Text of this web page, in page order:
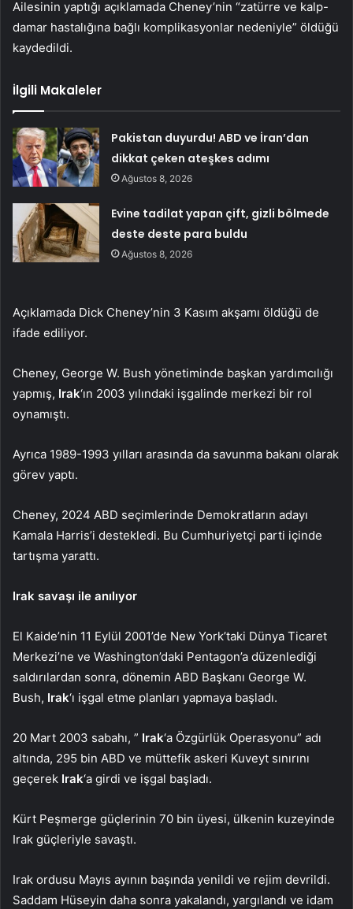
Ailesinin yaptığı açıklamada Cheney’nin “zatürre ve kalp-
damar hastalığına bağlı komplikasyonlar nedeniyle” öldüğü
kaydedildi.
İlgili Makaleler
Pakistan duyurdu! ABD ve İran’dan
dikkat çeken ateşkes adımı
Ağustos 8, 2026
Evine tadilat yapan çift, gizli bölmede
deste deste para buldu
Ağustos 8, 2026
Açıklamada Dick Cheney’nin 3 Kasım akşamı öldüğü de
ifade ediliyor.
Cheney, George W. Bush yönetiminde başkan yardımcılığı
yapmış, Irak‘ın 2003 yılındaki işgalinde merkezi bir rol
oynamıştı.
Ayrıca 1989-1993 yılları arasında da savunma bakanı olarak
görev yaptı.
Cheney, 2024 ABD seçimlerinde Demokratların adayı
Kamala Harris’i destekledi. Bu Cumhuriyetçi parti içinde
tartışma yarattı.
Irak savaşı ile anılıyor
El Kaide’nin 11 Eylül 2001’de New York’taki Dünya Ticaret
Merkezi’ne ve Washington’daki Pentagon’a düzenlediği
saldırılardan sonra, dönemin ABD Başkanı George W.
Bush, Irak‘ı işgal etme planları yapmaya başladı.
20 Mart 2003 sabahı, ” Irak‘a Özgürlük Operasyonu” adı
altında, 295 bin ABD ve müttefik askeri Kuveyt sınırını
geçerek Irak‘a girdi ve işgal başladı.
Kürt Peşmerge güçlerinin 70 bin üyesi, ülkenin kuzeyinde
Irak güçleriyle savaştı.
Irak ordusu Mayıs ayının başında yenildi ve rejim devrildi.
Saddam Hüseyin daha sonra yakalandı, yargılandı ve idam